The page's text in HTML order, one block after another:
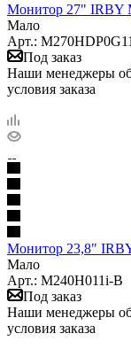
Монитор 27" IRBY
Мало
Арт.:
Под заказ
Наши менеджеры
условия заказа
Монитор 23,8"
Мало
Арт.: M240H011i-B
Под заказ
Наши менеджеры
условия заказа